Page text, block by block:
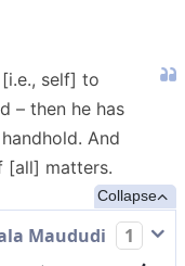
self] to
– then he has
And
[all] matters.
Collapse
1